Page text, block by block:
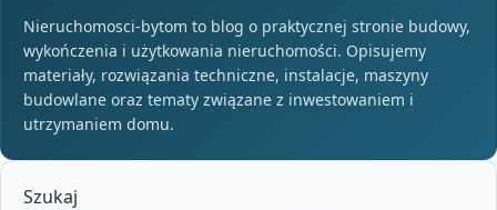
Nieruchomosci-bytom to blog o praktycznej stronie budowy,
wykończenia i użytkowania nieruchomości. Opisujemy
materiały, rozwiązania techniczne, instalacje, maszyny
budowlane oraz tematy związane z inwestowaniem i
utrzymaniem domu.
Szukaj